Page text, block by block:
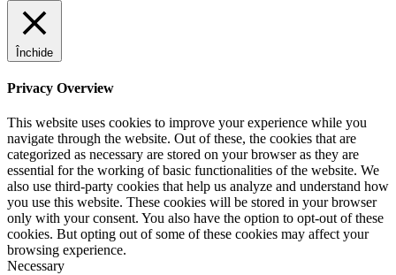
Închide
Privacy Overview
This website uses cookies to improve your experience while you
navigate through the website. Out of these, the cookies that are
categorized as necessary are stored on your browser as they are
essential for the working of basic functionalities of the website. We
also use third-party cookies that help us analyze and understand how
you use this website. These cookies will be stored in your browser
only with your consent. You also have the option to opt-out of these
cookies. But opting out of some of these cookies may affect your
browsing experience.
Necessary